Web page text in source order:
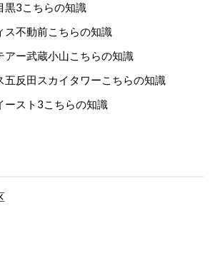
黒3こちらの知識
ス不動前こちらの知識
アー武蔵小山こちらの知識
五反田スカイタワーこちらの知識
ースト3こちらの知識